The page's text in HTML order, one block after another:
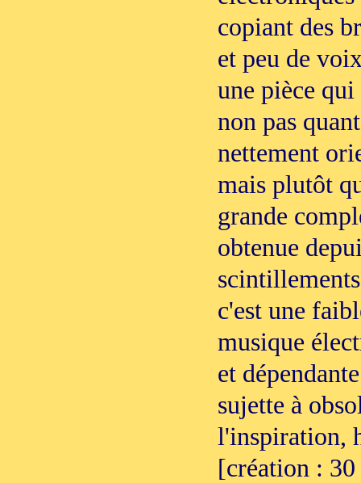
copiant des
et peu de
une pièce
non pas
nettement
mais plutôt
grande
obtenue
c'est une
musique
et
sujette à
l'inspiration,
[création :